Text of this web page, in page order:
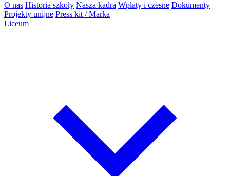
O nas Historia szkoły Nasza kadra Wpłaty i czesne Dokumenty
Projekty unijne Press kit / Marka
Liceum